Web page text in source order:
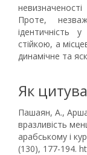
Проте,
ідентичність
стійкою, а
динамічне та
Як
Пашаян, А.,
вразливість
арабському і
(130), 177-194.